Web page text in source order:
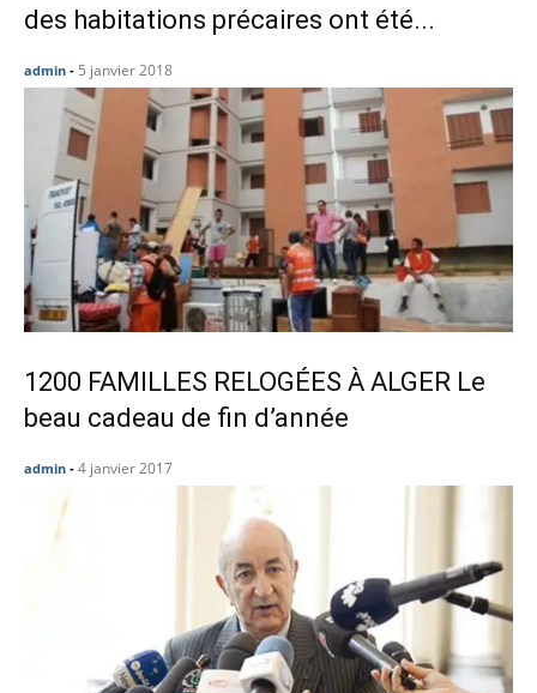
des habitations précaires ont été...
admin - 5 janvier 2018
1200 FAMILLES RELOGÉES À ALGER Le
beau cadeau de fin d’année
admin - 4 janvier 2017